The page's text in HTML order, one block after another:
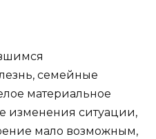
семейные
материальное
изменения ситуации,
мало возможным,